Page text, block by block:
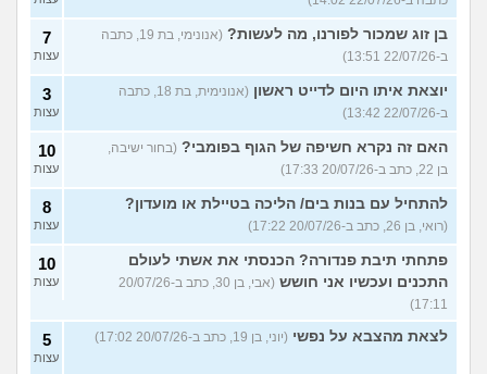
בן זוג שמכור לפורנו, מה לעשות?
(אנונימי, בת 19, כתבה
ב-22/07/26 13:51)
7
עצות
יוצאת איתו היום לדייט ראשון
(אנונימית, בת 18, כתבה
ב-22/07/26 13:42)
3
עצות
האם זה נקרא חשיפה של הגוף בפומבי? (בחור ישיבה,
בן 22, כתב ב-20/07/26 17:33)
10
עצות
להתחיל עם בנות בים/ הליכה בטיילת או מועדון?
(רואי, בן 26, כתב ב-20/07/26 17:22)
8
עצות
פתחתי תיבת פנדורה? הכנסתי את אשתי לעולם
התכנים ועכשיו אני חושש
(אבי, בן 30, כתב ב-20/07/26
17:11)
10
עצות
לצאת מהצבא על נפשי (יוני, בן 19, כתב ב-20/07/26 17:02) 5
עצות